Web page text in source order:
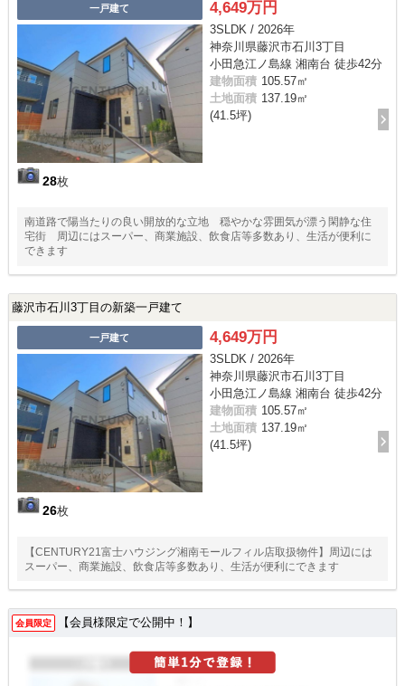
一戸建て
28枚
4,649万円
3SLDK / 2026年
神奈川県藤沢市石川3丁目
小田急江ノ島線 湘南台 徒歩42分
建物面積 105.57㎡
土地面積 137.19㎡
(41.5坪)
南道路で陽当たりの良い開放的な立地 穏やかな雰囲気が漂う閑静な住
宅街 周辺にはスーパー、商業施設、飲食店等多数あり、生活が便利に
できます
藤沢市石川3丁目の新築一戸建て
一戸建て
26枚
4,649万円
3SLDK / 2026年
神奈川県藤沢市石川3丁目
小田急江ノ島線 湘南台 徒歩42分
建物面積 105.57㎡
土地面積 137.19㎡
(41.5坪)
【CENTURY21富士ハウジング湘南モールフィル店取扱物件】周辺には
スーパー、商業施設、飲食店等多数あり、生活が便利にできます
会員限定 【会員様限定で公開中！】